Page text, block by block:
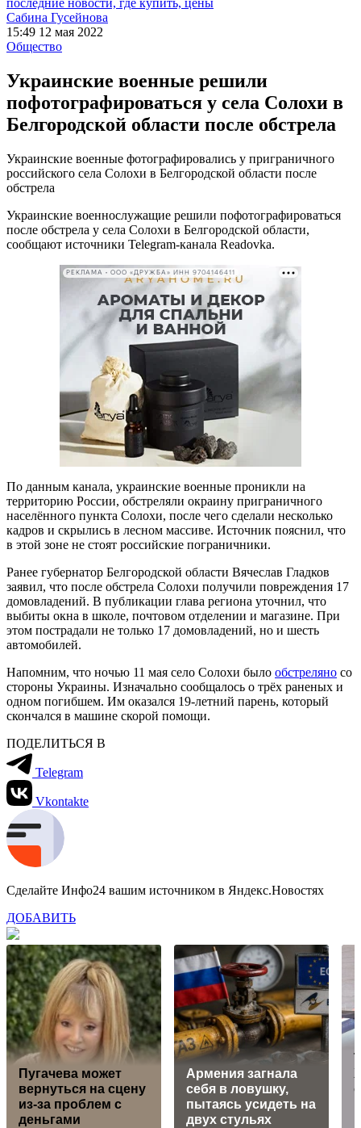
последние новости, где купить, цены
Сабина Гусейнова
15:49 12 мая 2022
Общество
Украинские военные решили
пофотографироваться у села Солохи в
Белгородской области после обстрела
Украинские военные фотографировались у приграничного
российского села Солохи в Белгородской области после
обстрела
Украинские военнослужащие решили пофотографироваться
после обстрела у села Солохи в Белгородской области,
сообщают источники Telegram-канала Readovka.
РЕКЛАМА • ООО «ДРУЖБА» ИНН 9704146411
По данным канала, украинские военные проникли на
территорию России, обстреляли окраину приграничного
населённого пункта Солохи, после чего сделали несколько
кадров и скрылись в лесном массиве. Источник пояснил, что
в этой зоне не стоят российские пограничники.
Ранее губернатор Белгородской области Вячеслав Гладков
заявил, что после обстрела Солохи получили повреждения 17
домовладений. В публикации глава региона уточнил, что
выбиты окна в школе, почтовом отделении и магазине. При
этом пострадали не только 17 домовладений, но и шесть
автомобилей.
Напомним, что ночью 11 мая село Солохи было обстреляно со
стороны Украины. Изначально сообщалось о трёх раненых и
одном погибшем. Им оказался 19-летний парень, который
скончался в машине скорой помощи.
ПОДЕЛИТЬСЯ В
Telegram
Vkontakte
Сделайте Инфо24 вашим источником в Яндекс.Новостях
ДОБАВИТЬ
Пугачева может
вернуться на сцену
из-за проблем с
деньгами
Армения загнала
себя в ловушку,
пытаясь усидеть на
двух стульях